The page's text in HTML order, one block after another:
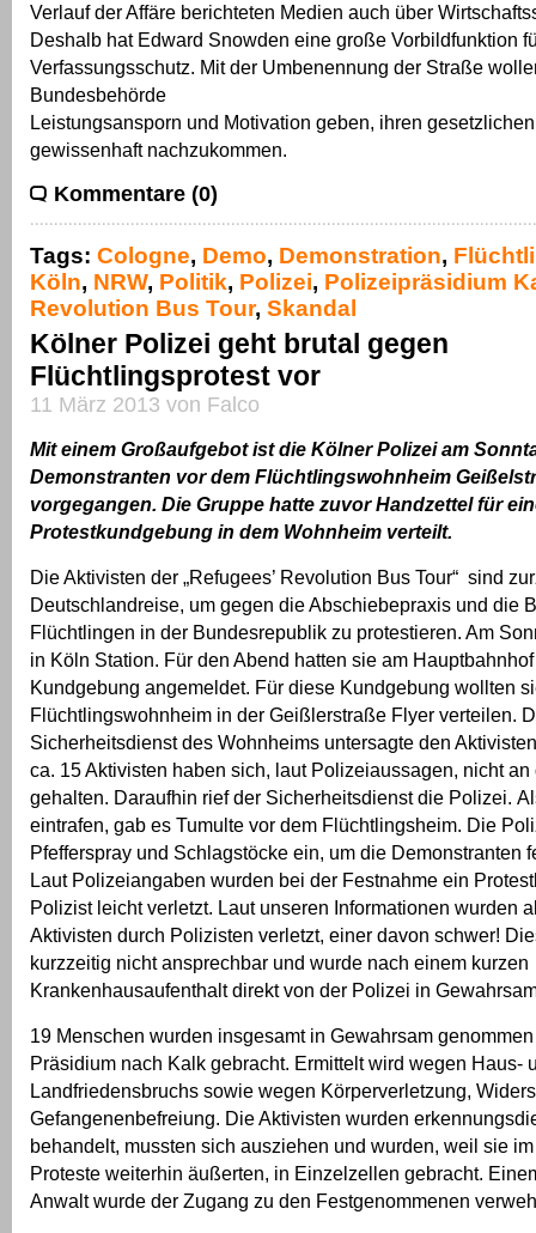
Verlauf der Affäre berichteten Medien auch über
Deshalb hat Edward Snowden eine große Vorbildfunktion
Verfassungsschutz. Mit der Umbenennung der Straße
Bundesbehörde
Leistungsansporn und Motivation geben, ihren
gewissenhaft nachzukommen.
Kommentare (0)
Tags: Cologne, Demo, Demonstration,
Köln, NRW, Politik, Polizei, Polizeipräsidium
Revolution Bus Tour, Skandal
Kölner Polizei geht brutal gegen
Flüchtlingsprotest vor
11 März 2013 von Falco
Mit einem Großaufgebot ist die Kölner Polizei am
Demonstranten vor dem Flüchtlingswohnheim
vorgegangen. Die Gruppe hatte zuvor Handzettel für
Protestkundgebung in dem Wohnheim verteilt.
Die Aktivisten der „Refugees’ Revolution Bus Tour“ sind
Deutschlandreise, um gegen die Abschiebepraxis und die
Flüchtlingen in der Bundesrepublik zu protestieren. Am
in Köln Station. Für den Abend hatten sie am
Kundgebung angemeldet. Für diese Kundgebung wollten
Flüchtlingswohnheim in der Geißlerstraße Flyer verteilen.
Sicherheitsdienst des Wohnheims untersagte den
ca. 15 Aktivisten haben sich, laut Polizeiaussagen, nicht an
gehalten. Daraufhin rief der Sicherheitsdienst die Polizei.
eintrafen, gab es Tumulte vor dem Flüchtlingsheim. Die
Pfefferspray und Schlagstöcke ein, um die Demonstranten
Laut Polizeiangaben wurden bei der Festnahme ein
Polizist leicht verletzt. Laut unseren Informationen wurden
Aktivisten durch Polizisten verletzt, einer davon schwer!
kurzzeitig nicht ansprechbar und wurde nach einem kurzen
Krankenhausaufenthalt direkt von der Polizei in
19 Menschen wurden insgesamt in Gewahrsam
Präsidium nach Kalk gebracht. Ermittelt wird wegen Haus-
Landfriedensbruchs sowie wegen Körperverletzung,
Gefangenenbefreiung. Die Aktivisten wurden
behandelt, mussten sich ausziehen und wurden, weil sie
Proteste weiterhin äußerten, in Einzelzellen gebracht.
Anwalt wurde der Zugang zu den Festgenommenen